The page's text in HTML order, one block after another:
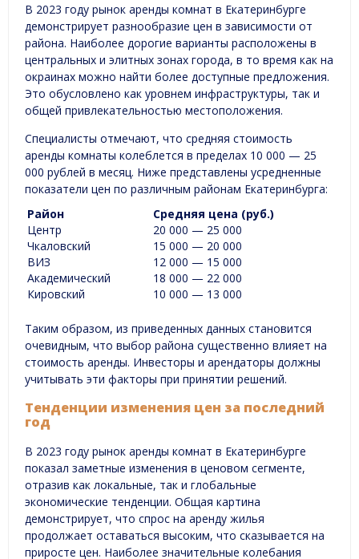
В 2023 году рынок аренды комнат в Екатеринбурге
демонстрирует разнообразие цен в зависимости от
района. Наиболее дорогие варианты расположены в
центральных и элитных зонах города, в то время как на
окраинах можно найти более доступные предложения.
Это обусловлено как уровнем инфраструктуры, так и
общей привлекательностью местоположения.
Специалисты отмечают, что средняя стоимость
аренды комнаты колеблется в пределах 10 000 — 25
000 рублей в месяц. Ниже представлены усредненные
показатели цен по различным районам Екатеринбурга:
Район
Средняя цена (руб.)
Центр
20 000 — 25 000
Чкаловский
15 000 — 20 000
ВИЗ
12 000 — 15 000
Академический
18 000 — 22 000
Кировский
10 000 — 13 000
Таким образом, из приведенных данных становится
очевидным, что выбор района существенно влияет на
стоимость аренды. Инвесторы и арендаторы должны
учитывать эти факторы при принятии решений.
Тенденции изменения цен за последний
год
В 2023 году рынок аренды комнат в Екатеринбурге
показал заметные изменения в ценовом сегменте,
отразив как локальные, так и глобальные
экономические тенденции. Общая картина
демонстрирует, что спрос на аренду жилья
продолжает оставаться высоким, что сказывается на
приросте цен. Наиболее значительные колебания